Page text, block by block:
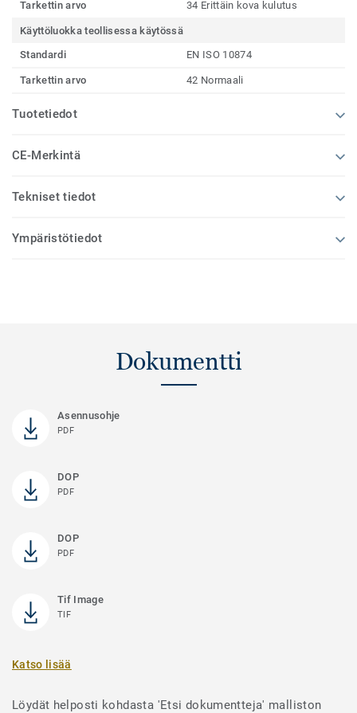
Tarkettin arvo 34 Erittäin kova kulutus
Käyttöluokka teollisessa käytössä
Standardi
EN ISO 10874
Tarkettin arvo 42 Normaali
Tuotetiedot
CE-Merkintä
Tekniset tiedot
Ympäristötiedot
Dokumentti
Asennusohje
PDF
DOP
PDF
DOP
PDF
Tif Image
TIF
Katso lisää
Löydät helposti kohdasta 'Etsi dokumentteja' malliston